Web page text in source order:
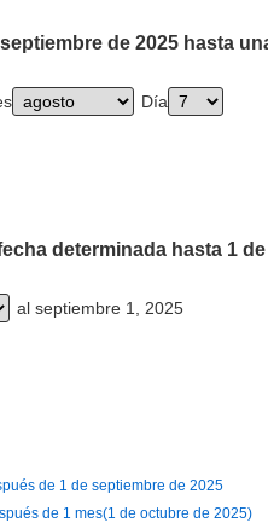
de 2025 hasta
Día
determinada hasta 1 de
al septiembre 1, 2025
de 1 de septiembre de 2025
de 1 mes(1 de octubre de 2025)